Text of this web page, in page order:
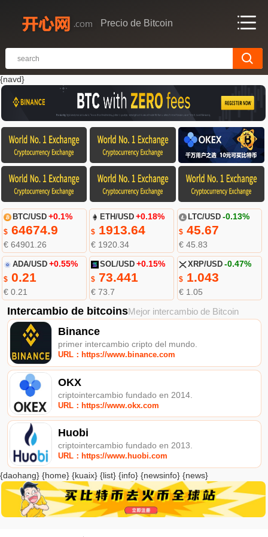
Precio de Bitcoin
{navd}
BTC/USD +0.1%
$64674.9
€ 64901.26
ETH/USD +0.18%
$ 1913.64
€ 1920.34
LTC/USD -0.13%
$45.67
€ 45.83
ADA/USD +0.55%
$0.21
€ 0.21
SOL/USD +0.15%
$ 73.441
€ 73.7
XRP/USD -0.47%
$1.043
€ 1.05
Intercambio de bitcoinsMejor intercambio de Bitcoin
Binance
primer intercambio cripto del mundo.
URL：https://www.binance.com
OKX
criptointercambio fundado en 2014.
URL：https://www.okx.com
Huobi
criptointercambio fundado en 2013.
URL：https://www.huobi.com
{daohang} {home} {kuaix} {list} {info} {newsinfo} {news}